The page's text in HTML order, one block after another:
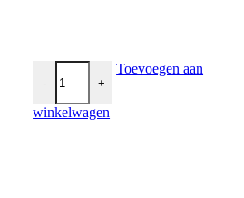
-
TOETS
+
Toevoegen aan
winkelwagen